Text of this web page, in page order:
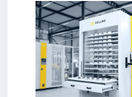
c
h
n
i
c
h
e